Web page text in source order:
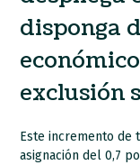
disponga
exclusión
Este incremento de
asignación del 0,7